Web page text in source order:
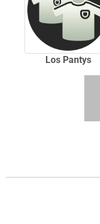
Los Pantys